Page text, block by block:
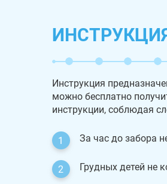
Инструкция
можно бесплатно
инструкции, соблюдая
За час до забора
Грудных детей не